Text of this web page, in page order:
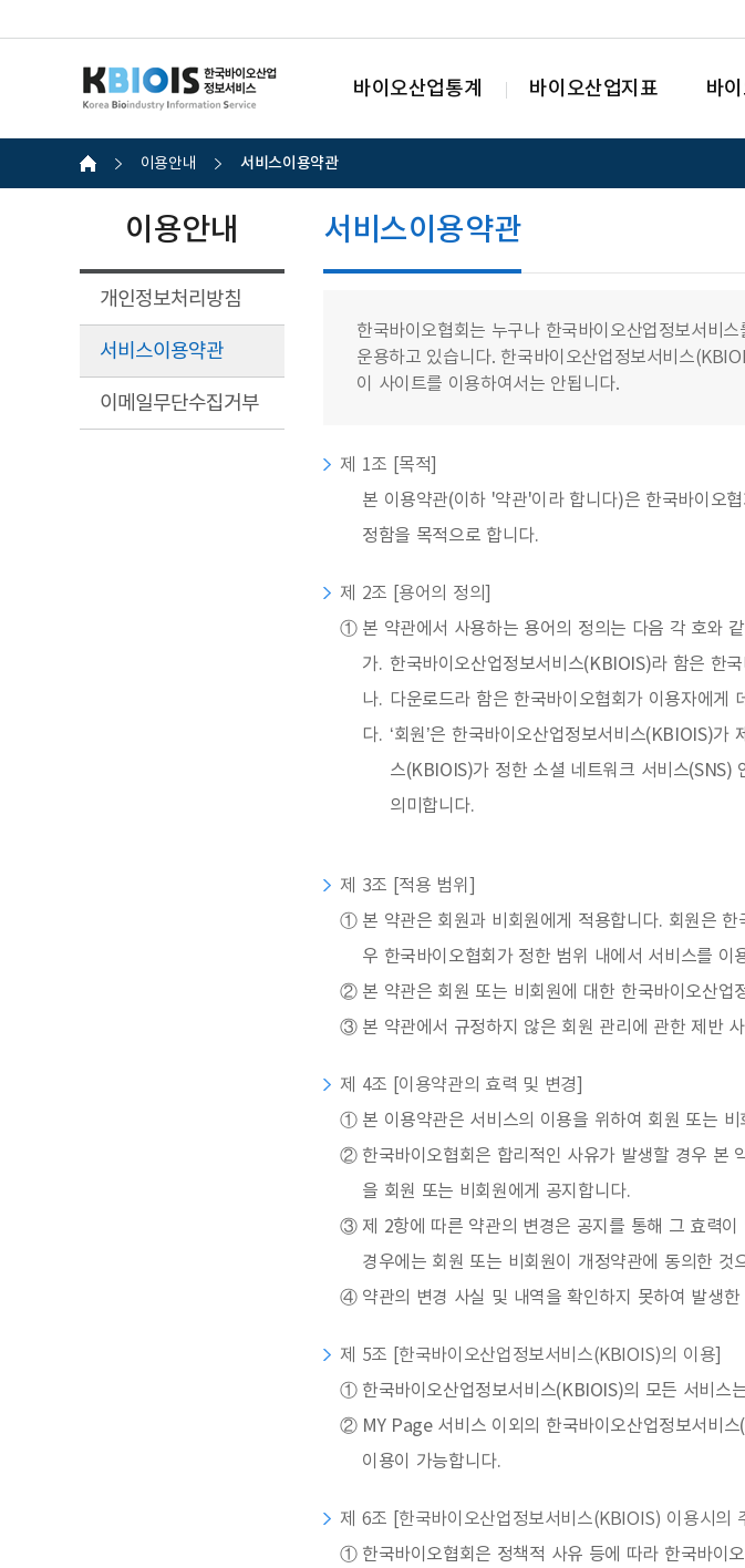
바이오산업통계 바이오산업지표 바
이용안내 서비스이용약관
이용안내
개인정보처리방침
서비스이용약관
이메일무단수집거부
서비스이용약관
한국바이오협회는 누구나 한국바이오산업정보서비
운용하고 있습니다. 한국바이오산업정보서비스
이 사이트를 이용하여서는 안됩니다.
제 1조 [목적]
본 이용약관(이하 '약관'이라 합니다)은 한국바이오
정함을 목적으로 합니다.
제 2조 [용어의 정의]
① 본 약관에서 사용하는 용어의 정의는 다음 각 호와
가. 한국바이오산업정보서비스(KBIOIS)라 함은 한
나. 다운로드라 함은 한국바이오협회가 이용자에게
다. ‘회원’은 한국바이오산업정보서비스(KBIOIS)
스(KBIOIS)가 정한 소셜 네트워크 서비스(SNS)
의미합니다.
제 3조 [적용 범위]
① 본 약관은 회원과 비회원에게 적용합니다. 회원은
우 한국바이오협회가 정한 범위 내에서 서비스를 이
② 본 약관은 회원 또는 비회원에 대한 한국바이오산
③ 본 약관에서 규정하지 않은 회원 관리에 관한 제반
제 4조 [이용약관의 효력 및 변경]
① 본 이용약관은 서비스의 이용을 위하여 회원 또는
② 한국바이오협회은 합리적인 사유가 발생할 경우 본
을 회원 또는 비회원에게 공지합니다.
③ 제 2항에 따른 약관의 변경은 공지를 통해 그 효력
경우에는 회원 또는 비회원이 개정약관에 동의한 것
④ 약관의 변경 사실 및 내역을 확인하지 못하여 발생
제 5조 [한국바이오산업정보서비스(KBIOIS)의 이용]
① 한국바이오산업정보서비스(KBIOIS)의 모든 서비스
② MY Page 서비스 이외의 한국바이오산업정보서비
이용이 가능합니다.
제 6조 [한국바이오산업정보서비스(KBIOIS) 이용시의
① 한국바이오협회은 정책적 사유 등에 따라 한국바이